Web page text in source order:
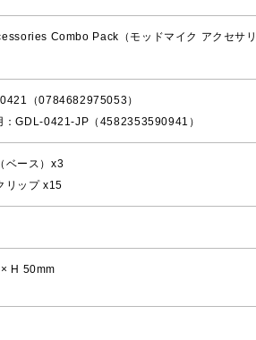
Combo Pack（モッドマイク アクセサ
（0784682975053）
：GDL-0421-JP（4582353590941）
ベース）x3
リップ x15
H 50mm